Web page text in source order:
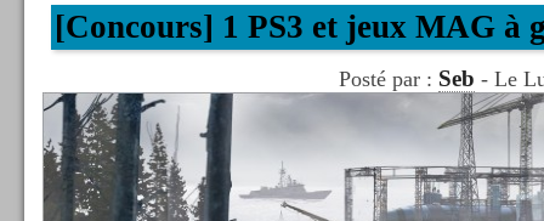
[Concours] 1 PS3 et jeux MAG à
Posté par : Seb - Le